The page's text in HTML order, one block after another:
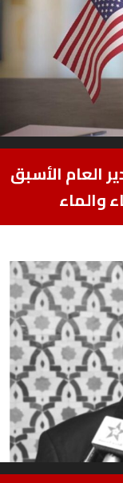
العام الأسبق
والماء